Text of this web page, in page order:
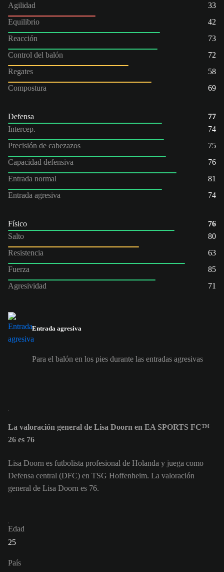
Agilidad
33
Equilibrio
42
Reacción
73
Control del balón
72
Regates
58
Compostura
69
Defensa
77
Intercep.
74
Precisión de cabezazos
75
Capacidad defensiva
76
Entrada normal
81
Entrada agresiva
74
Físico
76
Salto
80
Resistencia
63
Fuerza
85
Agresividad
71
Entrada agresiva
Para el balón en los pies durante las entradas agresivas
La valoración general de Lisa Doorn en EA SPORTS FC™
26 es 76
Lisa Doorn es futbolista profesional de Holanda y juega como
Defensa central (DFC) en TSG Hoffenheim. La valoración
general de Lisa Doorn es 76.
Edad
25
País